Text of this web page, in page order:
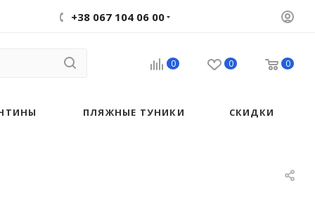
+38 067 104 06 00
0 0 0
ПЛЯЖНЫЕ ТУНИКИ СКИДКИ